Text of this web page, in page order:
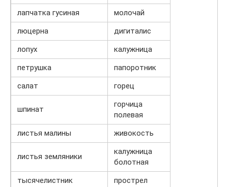
лапчатка гусиная
молочай
люцерна
дигиталис
лопух
калужница
петрушка
папоротник
салат
горец
шпинат
горчица
полевая
листья малины
живокость
листья земляники
калужница
болотная
тысячелистник
прострел